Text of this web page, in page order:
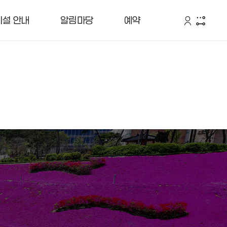
설 안내 알림마당 예약